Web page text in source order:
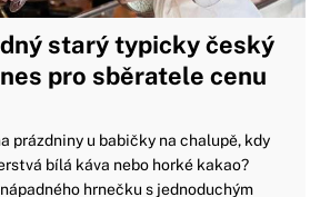
starý typicky český
pro sběratele cenu
prázdniny u babičky na chalupě, kdy
bílá káva nebo horké kakao?
hrnečku s jednoduchým